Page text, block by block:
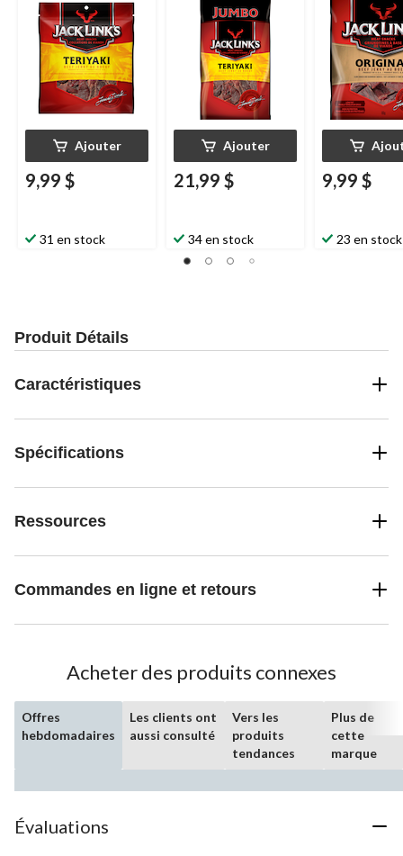
Ajouter
9,99 $
31 en stock
Ajouter
21,99 $
34 en stock
9,99 $
23 en stock
Produit Détails
Caractéristiques
Spécifications
Ressources
Commandes en ligne et retours
Acheter des produits connexes
Offres
hebdomadaires
Les clients ont
aussi consulté
Vers les
produits
tendances
Plus de
cette
marque
Évaluations